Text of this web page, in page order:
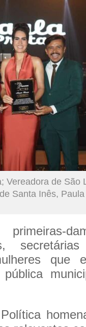
Vereadora de São
Santa Inês,
que